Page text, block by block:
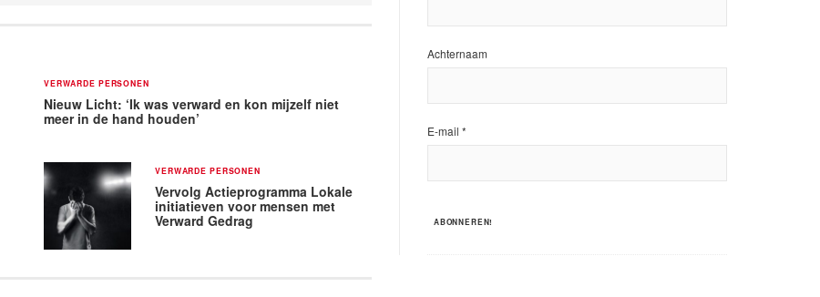
VERWARDE PERSONEN
Nieuw Licht: ‘Ik was verward en kon mijzelf niet
meer in de hand houden’
VERWARDE PERSONEN
Vervolg Actieprogramma Lokale
initiatieven voor mensen met
Verward Gedrag
Achternaam
E-mail *